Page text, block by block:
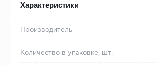
Характеристики
Производитель
Количество в упаковке, шт.